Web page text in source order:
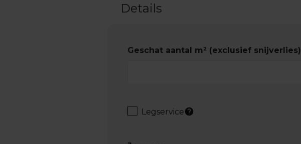
Details
Geschat aantal m² (exclusief snijverlies)
Legservice